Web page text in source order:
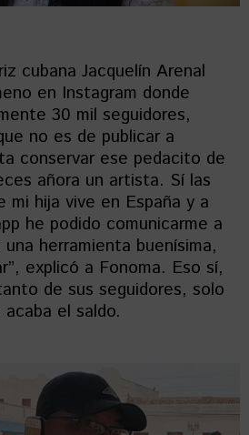
cubana Jacquelín Arenal
en Instagram donde
30 mil seguidores,
no es de publicar a
conservar ese pedacito de
añora un artista. Sí las
mi hija vive en España y a
he podido comunicarme a
herramienta buenísima,
explicó a Fonoma. Eso sí,
de sus seguidores, solo
el saldo.